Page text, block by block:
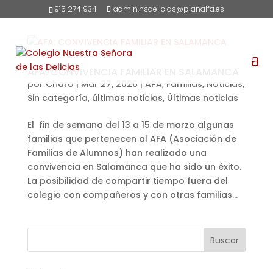
915 274 934 admin.nsdelicias@planalfa.es
AFA: CONVIVENCIA FAMILIAR EN SALAMANCA
por Charo | Mar 27, 2026 | APA, Familias, Noticias,
Sin categoría, últimas noticias, Últimas noticias
El fin de semana del 13 a 15 de marzo algunas
familias que pertenecen al AFA (Asociación de
Familias de Alumnos) han realizado una
convivencia en Salamanca que ha sido un éxito.
La posibilidad de compartir tiempo fuera del
colegio con compañeros y con otras familias...